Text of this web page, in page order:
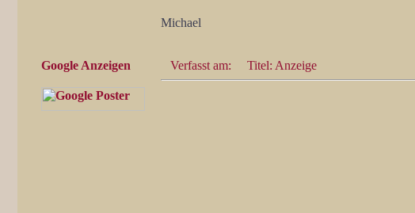
Michael
Google Anzeigen Verfasst am: Titel: Anzeige